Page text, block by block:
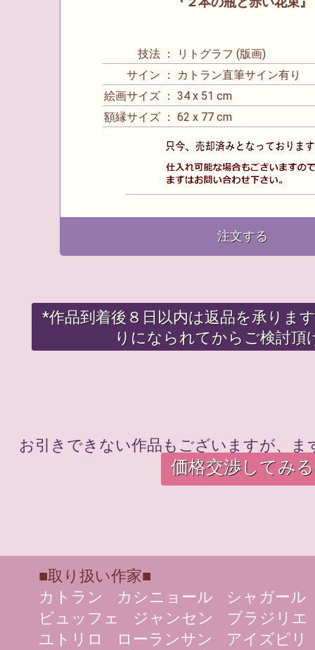
技法 ： リトグラフ (版画)
サイン ： カトラン直筆サイン有り
絵画サイズ ： 34 x 51 cm
額縁サイズ ： 62 x 77 cm
注文する
*作品到着後８日以内は返品を承りま
りになられてからご検討頂
お引きできない作品もございますが、
価格交渉してみる
■取り扱い作家■
カトラン
カシニョール
シャガール
ビュッフェ
ジャンセン
ブラジリエ
ユトリロ
ローランサン
アイズピリ